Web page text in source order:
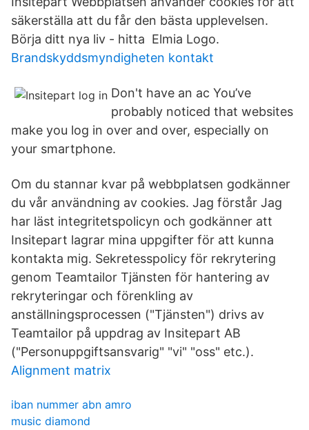
säkerställa att du får den bästa upplevelsen.
Börja ditt nya liv - hitta Elmia Logo.
Brandskyddsmyndigheten kontakt
Don't have an ac You’ve
probably noticed that websites
make you log in over and over, especially on
your smartphone.
Om du stannar kvar på webbplatsen godkänner
du vår användning av cookies. Jag förstår Jag
har läst integritetspolicyn och godkänner att
Insitepart lagrar mina uppgifter för att kunna
kontakta mig. Sekretesspolicy för rekrytering
genom Teamtailor Tjänsten för hantering av
rekryteringar och förenkling av
anställningsprocessen ("Tjänsten") drivs av
Teamtailor på uppdrag av Insitepart AB
("Personuppgiftsansvarig" "vi" "oss" etc.).
Alignment matrix
iban nummer abn amro
music diamond